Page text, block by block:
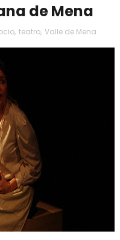
de Mena
, teatro, Valle de Mena